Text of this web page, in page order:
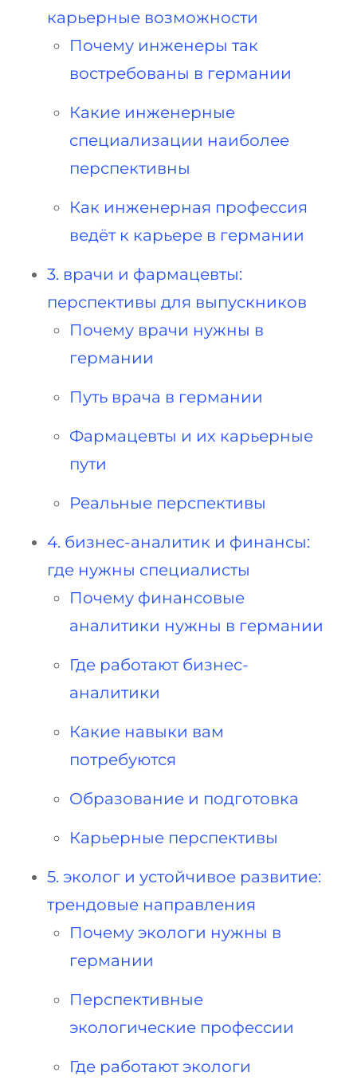
карьерные возможности
Почему инженеры так
востребованы в германии
Какие инженерные
специализации наиболее
перспективны
Как инженерная профессия
ведёт к карьере в германии
3. врачи и фармацевты:
перспективы для выпускников
Почему врачи нужны в
германии
Путь врача в германии
Фармацевты и их карьерные
пути
Реальные перспективы
4. бизнес-аналитик и финансы:
где нужны специалисты
Почему финансовые
аналитики нужны в германии
Где работают бизнес-
аналитики
Какие навыки вам
потребуются
Образование и подготовка
Карьерные перспективы
5. эколог и устойчивое развитие:
трендовые направления
Почему экологи нужны в
германии
Перспективные
экологические профессии
Где работают экологи